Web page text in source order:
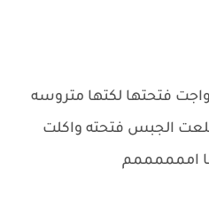
فتحتها لكتها متروسه
الجبس فتحته واكلت
اممممممم